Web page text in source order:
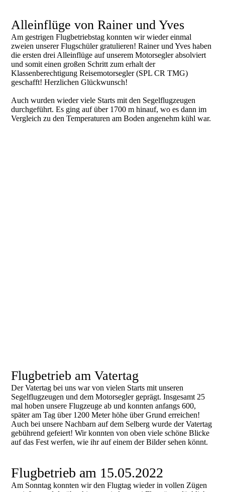
Alleinflüge von Rainer und Yves
Am gestrigen Flugbetriebstag konnten wir wieder einmal
zweien unserer Flugschüler gratulieren! Rainer und Yves haben
die ersten drei Alleinflüge auf unserem Motorsegler absolviert
und somit einen großen Schritt zum erhalt der
Klassenberechtigung Reisemotorsegler (SPL CR TMG)
geschafft! Herzlichen Glückwunsch!
Auch wurden wieder viele Starts mit den Segelflugzeugen
durchgeführt. Es ging auf über 1700 m hinauf, wo es dann im
Vergleich zu den Temperaturen am Boden angenehm kühl war.
Flugbetrieb am Vatertag
Der Vatertag bei uns war von vielen Starts mit unseren
Segelflugzeugen und dem Motorsegler geprägt. Insgesamt 25
mal hoben unsere Flugzeuge ab und konnten anfangs 600,
später am Tag über 1200 Meter höhe über Grund erreichen!
Auch bei unsere Nachbarn auf dem Selberg wurde der Vatertag
gebührend gefeiert! Wir konnten von oben viele schöne Blicke
auf das Fest werfen, wie ihr auf einem der Bilder sehen könnt.
Flugbetrieb am 15.05.2022
Am Sonntag konnten wir den Flugtag wieder in vollen Zügen